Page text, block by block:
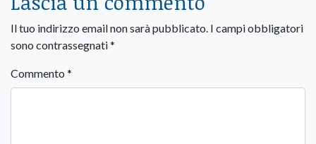
Il tuo indirizzo email non sarà pubblicato. I campi obbligatori
sono contrassegnati*
Commento *